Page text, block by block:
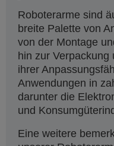
Roboterarme sind
breite Palette von
von der Montage
hin zur
ihrer
Anwendungen in
darunter die
und
Eine weitere